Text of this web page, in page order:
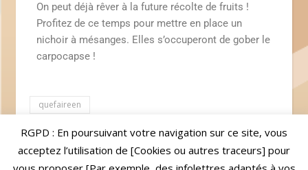
On peut déjà rêver à la future récolte de fruits !
Profitez de ce temps pour mettre en place un
nichoir à mésanges. Elles s’occuperont de gober le
carpocapse !
quefaireen
Par Davy Commentaires fermés
RGPD : En poursuivant votre navigation sur ce site, vous
acceptez l’utilisation de [Cookies ou autres traceurs] pour